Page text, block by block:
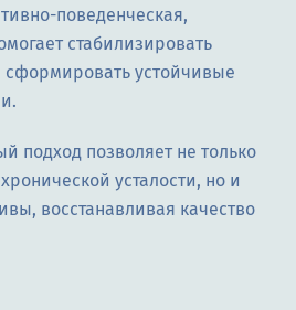
поведенческая,
стабилизировать
устойчивые
подход позволяет не только
усталости, но и
восстанавливая качество